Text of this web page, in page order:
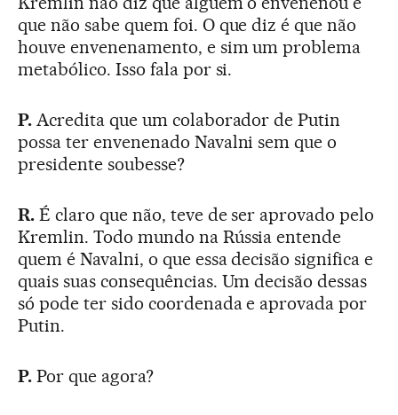
que não sabe quem foi. O que diz é que não
houve envenenamento, e sim um problema
metabólico. Isso fala por si.
P.Acredita que um colaborador de Putin
possa ter envenenado Navalni sem que o
presidente soubesse?
R.É claro que não, teve de ser aprovado pelo
Kremlin. Todo mundo na Rússia entende
quem é Navalni, o que essa decisão significa e
quais suas consequências. Um decisão dessas
só pode ter sido coordenada e aprovada por
Putin.
P.Por que agora?